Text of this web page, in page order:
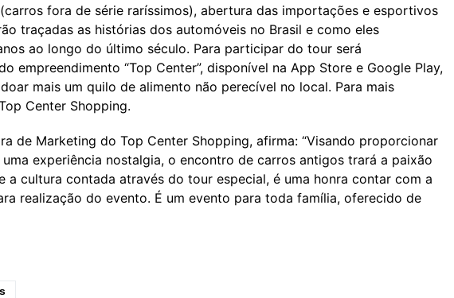
fora de série raríssimos), abertura das importações e esportivos
traçadas as histórias dos automóveis no Brasil e como eles
ao longo do último século. Para participar do tour será
empreendimento “Top Center”, disponível na App Store e Google Play,
mais um quilo de alimento não perecível no local. Para mais
Center Shopping.
de Marketing do Top Center Shopping, afirma: “Visando proporcionar
experiência nostalgia, o encontro de carros antigos trará a paixão
a cultura contada através do tour especial, é uma honra contar com a
realização do evento. É um evento para toda família, oferecido de